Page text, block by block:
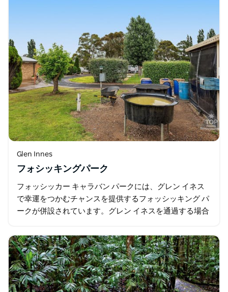
Glen Innes
フォシッキングパーク
フォッシッカー キャラバン パークには、グレン イネス
で幸運をつかむチャンスを提供するフォッシッキング パ
ークが併設されています。グレン イネスを通過する場合
運試しができます。